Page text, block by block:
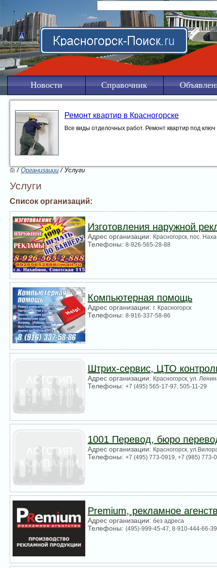
Новости Справочник
Ремонт квартир в Красногорске
Все виды отделочных работ. Ремонт квартир под ключ
/Организации/ Услуги
Услуги
Список организаций:
Изготовления наружной
Адрес организации: Красногорск, пос.
Телефоны:8-926-565-28-88
Компьютерная помощь
Адрес организации:г. Красногорск
Телефоны:8-916-337-58-86
Штрих-сервис, ЦТО
Адрес организации: Красногорск, ул.
Телефоны:+7 (495) 565-17-97, 505-11-29
1001 Перевод, бюро
Адрес организации: Красногорск,
Телефоны:+7 (495) 773-0919, +7 (985) 773-
Premium, рекламное
Адрес организации:без адреса
Телефоны:(495)-999-45-47, 8-910-444-66-